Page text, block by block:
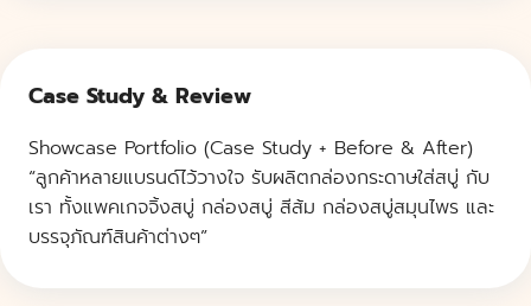
Case Study & Review
Showcase Portfolio (Case Study + Before & After)
“ลูกค้าหลายแบรนด์ไว้วางใจ รับผลิตกล่องกระดาษใส่สบู่ กับ
เรา ทั้งแพคเกจจิ้งสบู่ กล่องสบู่ สีส้ม กล่องสบู่สมุนไพร และ
บรรจุภัณฑ์สินค้าต่างๆ”